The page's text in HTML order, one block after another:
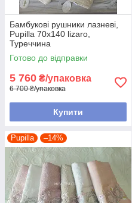
Бамбукові рушники лазневі,
Pupilla 70х140 lizaro,
Туреччина
Готово до відправки
5 760 ₴/упаковка
6 700 ₴/упаковка
Купити
Pupilla –14%